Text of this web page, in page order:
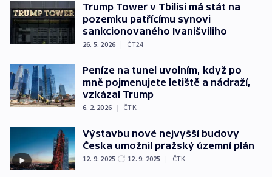
Trump Tower v Tbilisi má stát na
pozemku patřícímu synovi
sankcionovaného Ivanišviliho
26. 5. 2026 | ČT24
Peníze na tunel uvolním, když po
mně pojmenujete letiště a nádraží,
vzkázal Trump
6. 2. 2026 | ČTK
Výstavbu nové nejvyšší budovy
Česka umožnil pražský územní plán
12. 9. 2025 12. 9. 2025 | ČTK